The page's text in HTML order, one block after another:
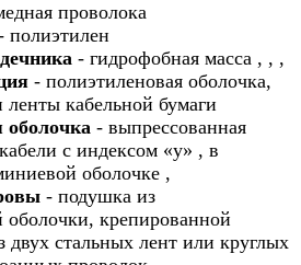
проволока
полиэтилен
- гидрофобная масса , , ,
- полиэтиленовая оболочка,
кабельной бумаги
оболочка - выпрессованная
с индексом «у» , в
оболочке ,
- подушка из
оболочки, крепированной
двух стальных лент или круглых